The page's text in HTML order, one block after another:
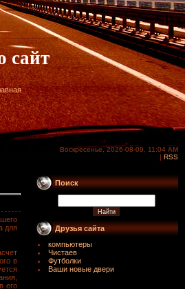
сайт
Воскресенье, 2026-08-09, 11:04 AM
| RSS
для
в
его
Поиск
Друзья сайта
компьютеры
Чистаев
Футболки
Ваши новые двери